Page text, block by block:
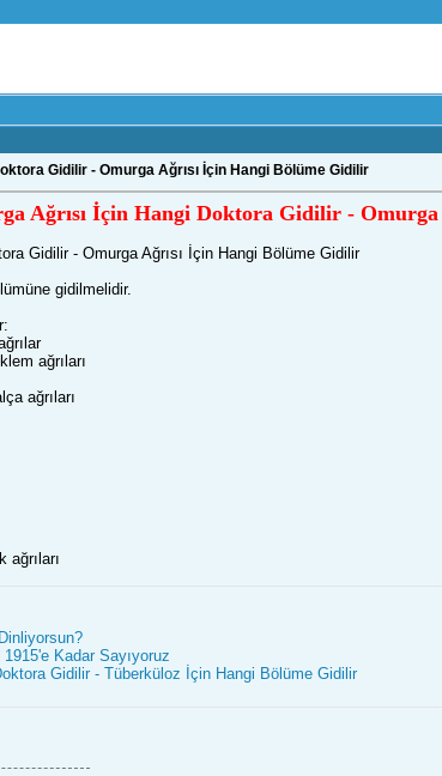
Gidilir - Omurga Ağrısı İçin Hangi Bölüme Gidilir
Ağrısı İçin Hangi Doktora Gidilir -
Gidilir - Omurga Ağrısı İçin Hangi Bölüme Gidilir
gidilmelidir.
ağrıları
ağrıları
ağrıları
Kadar Sayıyoruz
Gidilir - Tüberküloz İçin Hangi Bölüme Gidilir